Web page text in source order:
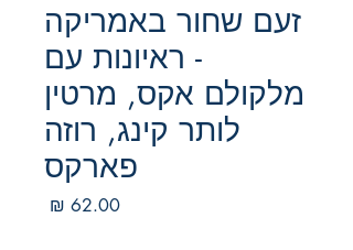
זעם שחור באמריקה
- ראיונות עם
מלקולם אקס, מרטין
לותר קינג, רוזה
פארקס